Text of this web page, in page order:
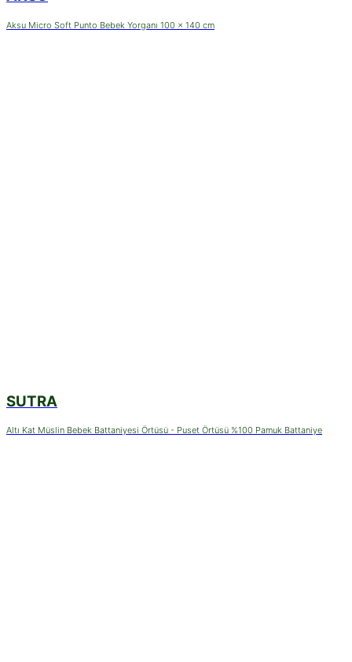
Aksu Micro Soft Punto Bebek Yorganı 100 x 140 cm
SUTRA
Altı Kat Müslin Bebek Battaniyesi Örtüsü - Puset Örtüsü %100 Pamuk Battaniye